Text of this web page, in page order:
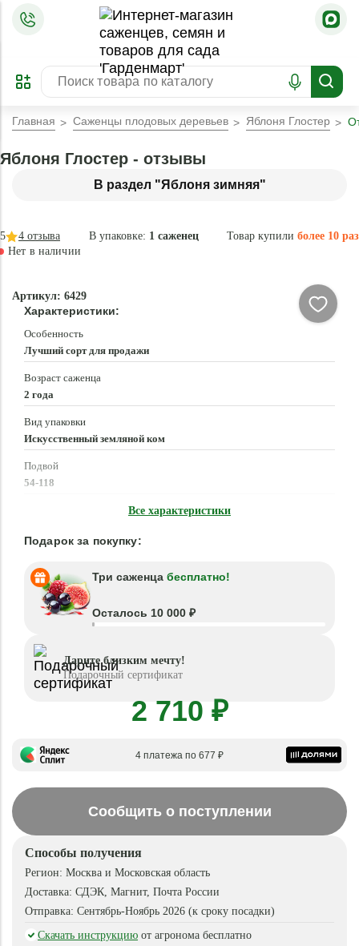
ПРЕДЗАКАЗ
ЗАБРОНИРОВАТЬ
ЛУЧШЕЕ
Главная Саженцы плодовых деревьев Яблоня Глостер
В раздел "Яблоня зимняя"
Яблоня Глостер - отзывы
В упаковке: 1 саженец Товар купили более 10 раз
5 4 отзыва
Нет в наличии
Артикул: 6429
Характеристики:
Особенность
Лучший сорт для продажи
Возраст саженца
2 года
Вид упаковки
Искусственный земляной ком
Подвой
54-118
Все характеристики
Подарок за покупку:
Три саженца бесплатно!
Осталось 10 000 ₽
Дарите близким мечту!
Подарочный сертификат
2 710 ₽
4 платежа по 677 ₽
Сообщить о поступлении
Способы получения
Регион: Москва и Московская область
Доставка: СДЭК, Магнит, Почта России
Отправка: Сентябрь-Ноябрь 2026 (к сроку посадки)
Скачать инструкцию от агронома бесплатно